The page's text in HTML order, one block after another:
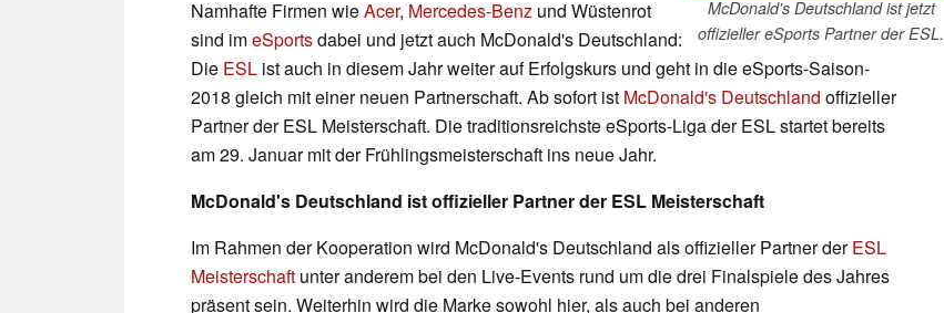
McDonald's Deutschland ist jetzt
offizieller eSports Partner der ESL.
Namhafte Firmen wieAcer, Mercedes-Benz und Wüstenrot
sind imeSportsdabei und jetzt auch McDonald's Deutschland:
Die ESL ist auch in diesem Jahr weiter auf Erfolgskurs und geht in die eSports-Saison-
2018 gleich mit einer neuen Partnerschaft. Ab sofort ist McDonald's Deutschland offizieller
Partner der ESL Meisterschaft. Die traditionsreichste eSports-Liga der ESL startet bereits
am 29. Januar mit der Frühlingsmeisterschaft ins neue Jahr.
McDonald's Deutschland ist offizieller Partner der ESL Meisterschaft
Im Rahmen der Kooperation wird McDonald's Deutschland als offizieller Partner derESL
Meisterschaft unter anderem bei den Live-Events rund um die drei Finalspiele des Jahres
präsent sein. Weiterhin wird die Marke sowohl hier, als auch bei anderen